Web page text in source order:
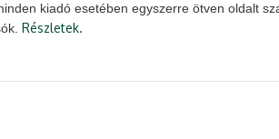
kiadó esetében egyszerre ötven oldalt
Részletek.